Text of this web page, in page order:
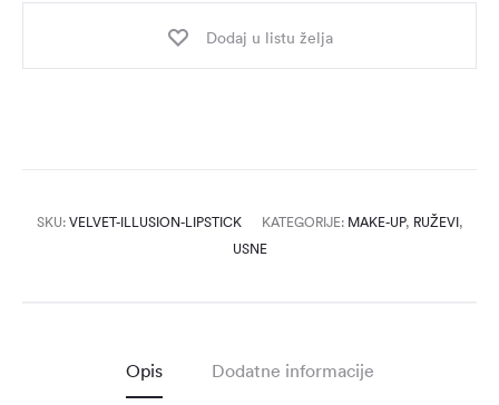
Dodaj u listu želja
SKU: VELVET-ILLUSION-LIPSTICK KATEGORIJE: MAKE-UP, RUŽEVI,
USNE
Opis Dodatne informacije